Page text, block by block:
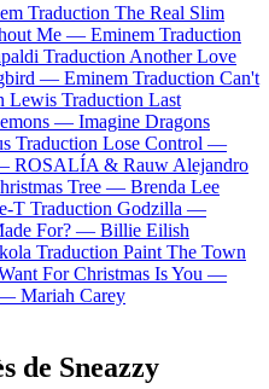
Traduction The Real Slim
Me — Eminem Traduction
Traduction Another Love
— Eminem Traduction Can't
Lewis Traduction Last
— Imagine Dragons
Traduction Lose Control —
ROSALÍA & Rauw Alejandro
Tree — Brenda Lee
T Traduction Godzilla —
For? — Billie Eilish
Traduction Paint The Town
For Christmas Is You —
— Mariah Carey
de Sneazzy